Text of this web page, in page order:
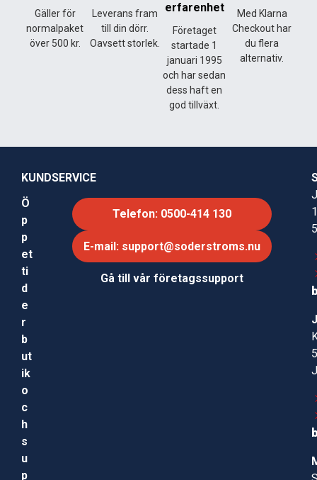
Gäller för
normalpaket
över 500 kr.
Leverans fram
till din dörr.
Oavsett storlek.
erfarenhet
Företaget
startade 1
januari 1995
och har sedan
dess haft en
god tillväxt.
Med Klarna
Checkout har
du flera
alternativ.
KUNDSERVICE
Ö
p
p
et
ti
d
e
r
b
ut
ik
o
c
h
s
u
p
Telefon: 0500-414 130
E-mail: support@soderstroms.nu
Gå till vår företagssupport